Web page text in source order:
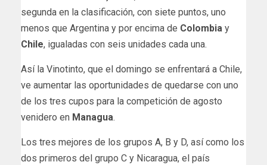
segunda en la clasificación, con siete puntos, uno
menos que Argentina y por encima de Colombia y
Chile, igualadas con seis unidades cada una.
Así la Vinotinto, que el domingo se enfrentará a Chile,
ve aumentar las oportunidades de quedarse con uno
de los tres cupos para la competición de agosto
venidero en Managua.
Los tres mejores de los grupos A, B y D, así como los
dos primeros del grupo C y Nicaragua, el país